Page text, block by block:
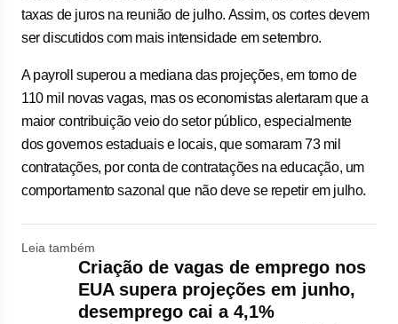
taxas de juros na reunião de julho. Assim, os cortes devem
ser discutidos com mais intensidade em setembro.
A payroll superou a mediana das projeções, em torno de
110 mil novas vagas, mas os economistas alertaram que a
maior contribuição veio do setor público, especialmente
dos governos estaduais e locais, que somaram 73 mil
contratações, por conta de contratações na educação, um
comportamento sazonal que não deve se repetir em julho.
Leia também
Criação de vagas de emprego nos
EUA supera projeções em junho,
desemprego cai a 4,1%